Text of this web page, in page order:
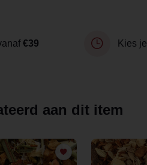
€39 Kies je
aan dit item